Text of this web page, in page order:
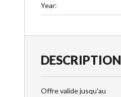
Year:
DESCRIPTION
Offre valide jusqu'au